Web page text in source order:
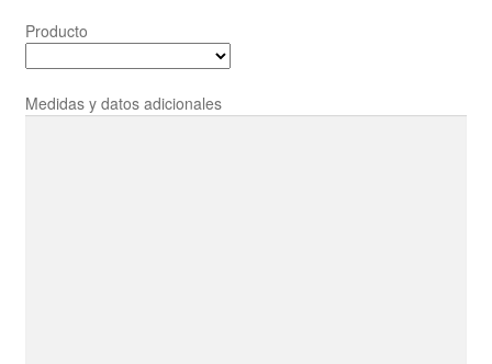
Producto
Medidas y datos adicionales